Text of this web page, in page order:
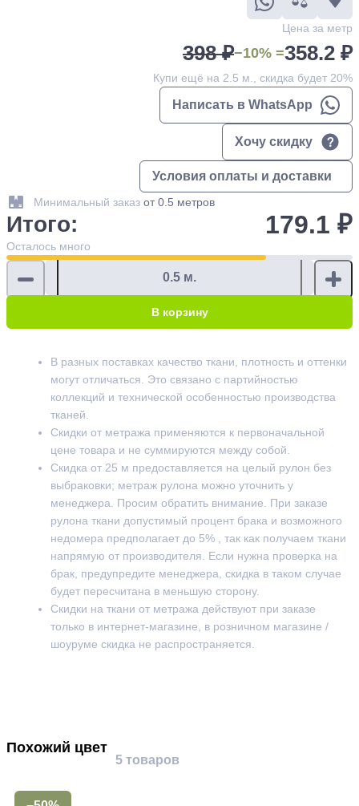
Цена за метр
398 ₽−10% =358.2 ₽
Купи ещё на 2.5 м., скидка будет 20%
Написать в WhatsApp
Хочу скидку
Условия оплаты и доставки
Минимальный заказ от 0.5 метров
Итого: 179.1 ₽
Осталось много
В корзину
В разных поставках качество ткани, плотность и оттенки
могут отличаться. Это связано с партийностью
коллекций и технической особенностью производства
тканей.
Скидки от метража применяются к первоначальной
цене товара и не суммируются между собой.
Скидка от 25 м предоставляется на целый рулон без
выбраковки; метраж рулона можно уточнить у
менеджера. Просим обратить внимание. При заказе
рулона ткани допустимый процент брака и возможного
недомера предполагает до 5% , так как получаем ткани
напрямую от производителя. Если нужна проверка на
брак, предупредите менеджера, скидка в таком случае
будет пересчитана в меньшую сторону.
Скидки на ткани от метража действуют при заказе
только в интернет-магазине, в розничном магазине /
шоуруме скидка не распространяется.
Похожий цвет
5 товаров